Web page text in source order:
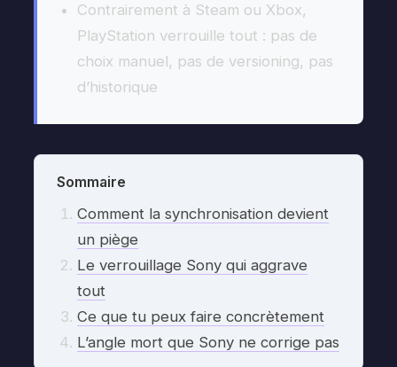
Contrairement à Steam ou Xbox,
PlayStation verrouille tout : pas de
choix manuel, pas de versioning, pas
d’historique
Sommaire
Comment la synchronisation devient
un piège
Le verrouillage Sony qui aggrave
tout
Ce que tu peux faire concrètement
L’angle mort que Sony ne corrige pas